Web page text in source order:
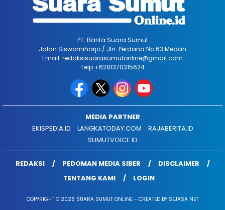
PT. Barita Suara Sumut
Jalan Siswomiharjo / Jln. Perdana No.63 Medan
Email: redaksisuarasumutonline@gmail.com
Telp +6281370315624
MEDIA PARTNER
EKISPEDIA.ID
LANGKATODAY.COM
RAJABERITA.ID
SUMUTVOICE.ID
REDAKSI PEDOMAN MEDIA SIBER
DISCLAIMER
TENTANG KAMI
LOGIN
COPYRIGHT © 2026 SUARA SUMUT ONLINE - CREATED BY SEJASA NET